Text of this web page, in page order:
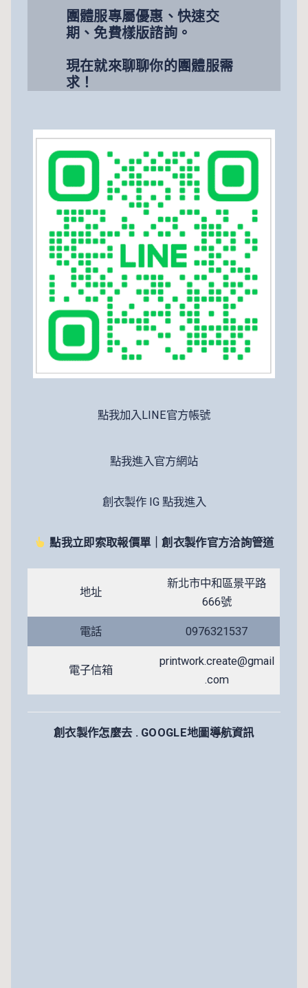
團體服專屬優惠、快速交
期、免費樣版諮詢。
現在就來聊聊你的團體服需
求！
點我加入LINE官方帳號
點我進入官方網站
創衣製作 IG 點我進入
點我立即索取報價單｜創衣製作官方洽詢管道
地址
新北市中和區景平路
666號
電話 0976321537
電子信箱
printwork.create@gmail
.com
創衣製作怎麼去 . GOOGLE地圖導航資訊